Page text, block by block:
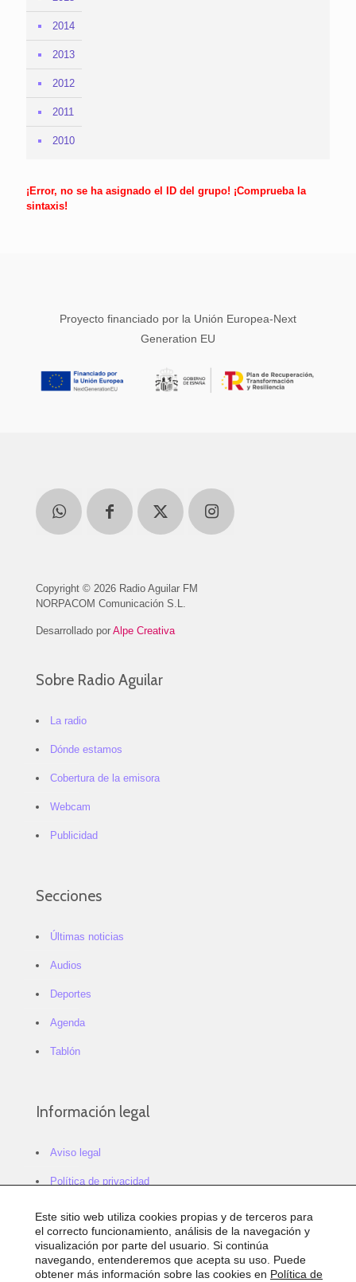
2014
2013
2012
2011
2010
¡Error, no se ha asignado el ID del grupo! ¡Comprueba la
sintaxis!
Proyecto financiado por la Unión Europea-Next
Generation EU
Copyright © 2026 Radio Aguilar FM
NORPACOM Comunicación S.L.
Desarrollado por Alpe Creativa
Sobre Radio Aguilar
La radio
Dónde estamos
Cobertura de la emisora
Webcam
Publicidad
Secciones
Últimas noticias
Audios
Deportes
Agenda
Tablón
Información legal
Aviso legal
Política de privacidad
Política de cookies
Configurar cookies
Sitemap
Este sitio web utiliza cookies propias y de terceros para
el correcto funcionamiento, análisis de la navegación y
visualización por parte del usuario. Si continúa
navegando, entenderemos que acepta su uso. Puede
obtener más información sobre las cookies en Política de